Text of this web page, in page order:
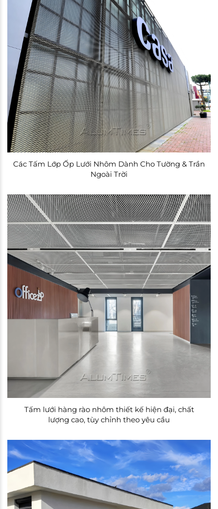
Các Tấm Lớp Ốp Lưới Nhôm Dành Cho Tường & Trần
Ngoài Trời
Tấm lưới hàng rào nhôm thiết kế hiện đại, chất
lượng cao, tùy chỉnh theo yêu cầu